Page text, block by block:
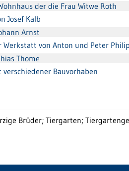
der die Frau Witwe Roth
Josef Kalb
Arnst
von Anton und Peter
Thome
Bauvorhaben
Brüder; Tiergarten;